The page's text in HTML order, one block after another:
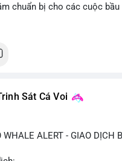
chuẩn bị cho các cuộc
Sát Cá Voi
ALERT - GIAO DỊCH